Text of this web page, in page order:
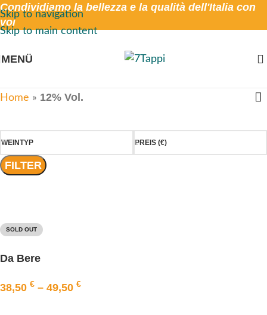
Skip to navigation
Skip to main content
Condividiamo la bellezza e la qualità dell'Italia con
voi
MENÜ
Home » 12% Vol.
WEINTYP PREIS (€)
FILTER
SOLD OUT
Da Bere
38,50 € – 49,50 €